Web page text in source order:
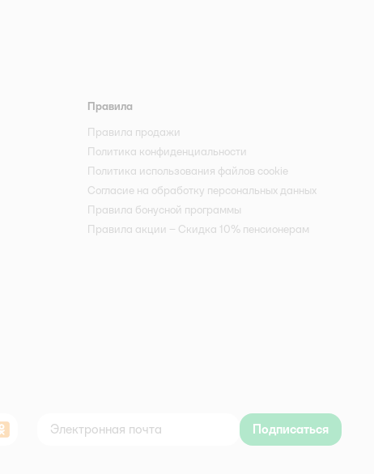
Правила
Правила продажи
Политика конфиденциальности
Политика использования файлов cookie
Согласие на обработку персональных данных
Правила бонусной программы
Правила акции – Скидка 10% пенсионерам
Одноклассники Подписаться